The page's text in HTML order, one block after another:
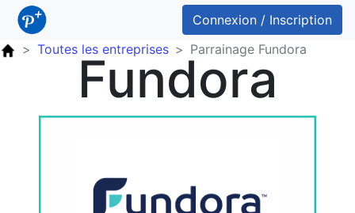
Connexion / Inscription
Toutes les entreprises
Parrainage Fundora
Fundora